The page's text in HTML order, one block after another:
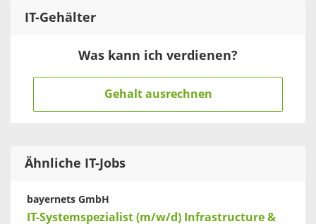
IT-Gehälter
Was kann ich verdienen?
Gehalt ausrechnen
Ähnliche IT-Jobs
bayernets GmbH
IT-Systemspezialist (m/w/d) Infrastructure &